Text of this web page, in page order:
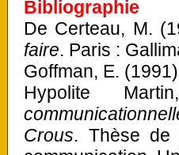
Bibliographie
De Certeau, M.
faire. Paris :
Goffman, E.
Hypolite
Crous. Thèse de